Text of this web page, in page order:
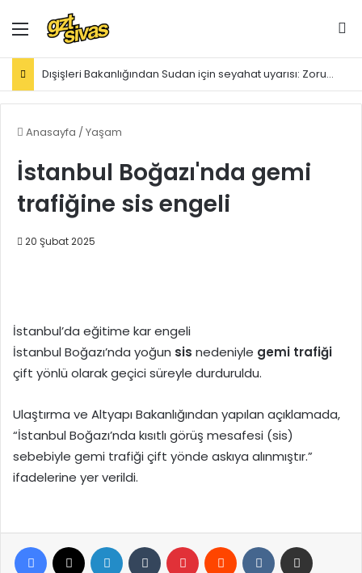
Menü
Dışişleri Bakanlığından Sudan için seyahat uyarısı: Zorunlu değilse gitmeyin
Anasayfa / Yaşam
İstanbul Boğazı'nda gemi
trafiğine sis engeli
20 Şubat 2025
İstanbul’da eğitime kar engeli
İstanbul Boğazı’nda yoğun sis nedeniyle gemi trafiği
çift yönlü olarak geçici süreyle durduruldu.
Ulaştırma ve Altyapı Bakanlığından yapılan açıklamada,
“İstanbul Boğazı’nda kısıtlı görüş mesafesi (sis)
sebebiyle gemi trafiği çift yönde askıya alınmıştır.”
ifadelerine yer verildi.
Facebook LinkedIn Tumblr Pinterest Reddit VKontakte